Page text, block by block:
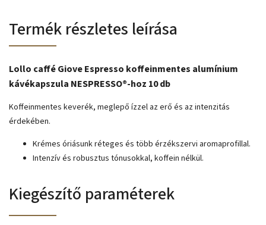
Termék részletes leírása
Lollo caffé Giove Espresso koffeinmentes alumínium
kávékapszula NESPRESSO®-hoz 10 db
Koffeinmentes keverék, meglepő ízzel az erő és az intenzitás
érdekében.
Krémes óriásunk réteges és több érzékszervi aromaprofillal.
Intenzív és robusztus tónusokkal, koffein nélkül.
Kiegészítő paraméterek